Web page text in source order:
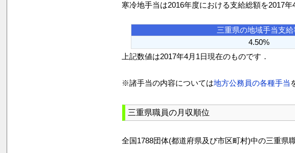
寒冷地手当は2016年度における支給総額を2017
三重県の地域手当支給
4.50%
上記数値は2017年4月1日現在のものです．
※諸手当の内容については地方公務員の各種手当
三重県職員の月収順位
全国1788団体(都道府県及び市区町村)中の三重県